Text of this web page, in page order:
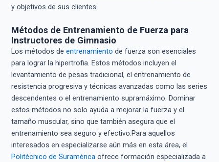
y objetivos de sus clientes.
Métodos de Entrenamiento de Fuerza para
Instructores de Gimnasio
Los métodos de entrenamiento de fuerza son esenciales
para lograr la hipertrofia. Estos métodos incluyen el
levantamiento de pesas tradicional, el entrenamiento de
resistencia progresiva y técnicas avanzadas como las series
descendentes o el entrenamiento supramáximo. Dominar
estos métodos no solo ayuda a mejorar la fuerza y el
tamaño muscular, sino que también asegura que el
entrenamiento sea seguro y efectivo.Para aquellos
interesados en especializarse aún más en esta área, el
Politécnico de Suraméricaofrece formación especializada a